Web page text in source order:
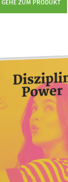
GEHE ZUM PRODUKT